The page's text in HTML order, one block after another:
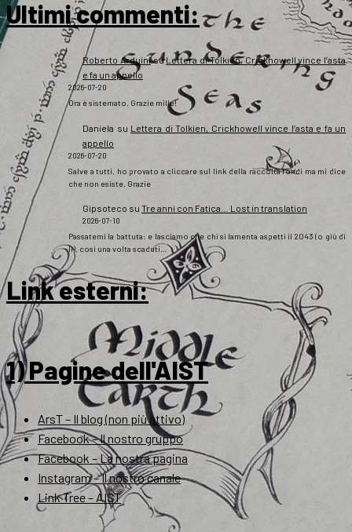
Ultimi commenti:
Roberto ArduinisuLettera di Tolkien, Crickhowell vince l’asta
e fa un appello
2026-07-20
Ora è sistemato. Grazie mille!
Daniela su Lettera di Tolkien, Crickhowell vince l’asta e fa un
appello
2026-07-20
Salve a tutti, ho provato a cliccare sul link della raccolta fondi ma mi dice
che non esiste. Grazie
Gipsoteco su Tre anni con Fatica… Lost in translation
2026-07-10
Passatemi la battuta: e lasciamo che chi si lamenta aspetti il 2043 (o giù di
lì), così una volta scaduti…
Link esterni:
1) Pagine dell'AIST
ArsT – Il blog (non più attivo)
Facebook – Il nostro gruppo
Facebook – La nostra pagina
Instagram – Il nostro canale
Link Tree – AIST